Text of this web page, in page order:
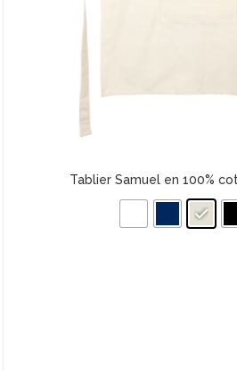
Tablier Samuel en 100%